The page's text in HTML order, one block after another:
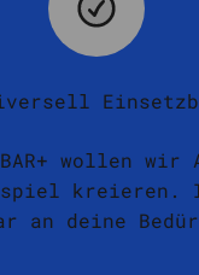
wollen
kreieren.
an deine